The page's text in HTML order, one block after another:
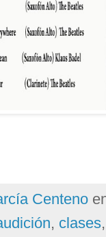
Centeno
, clases